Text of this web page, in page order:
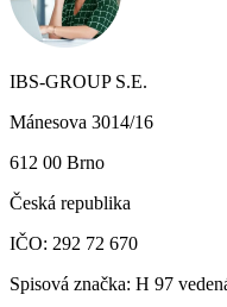
IBS-GROUP S.E.
Mánesova 3014/16
612 00 Brno
Česká republika
IČO: 292 72 670
Spisová značka: H 97